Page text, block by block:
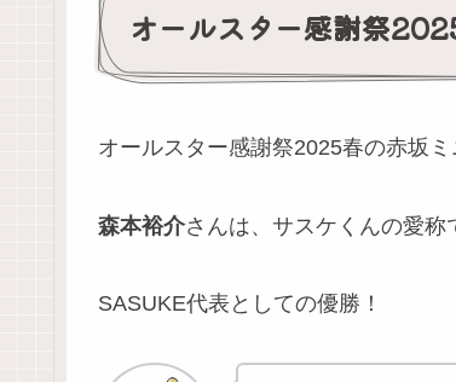
オールスター感謝祭
オールスター感謝祭2025春の赤坂ミ
森本裕介さんは、サスケくんの愛称
SASUKE代表としての優勝！